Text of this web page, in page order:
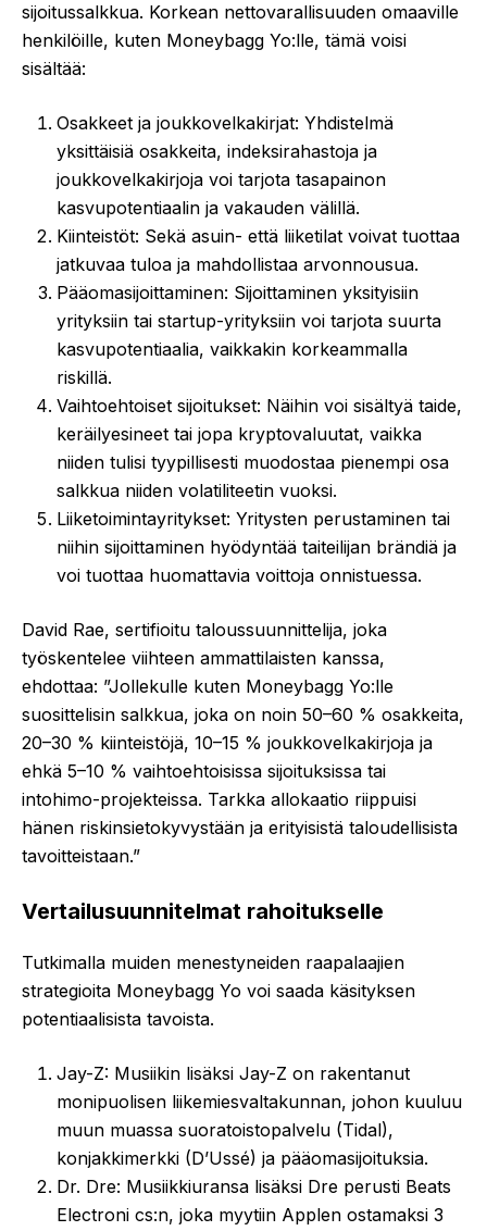
sijoitussalkkua. Korkean nettovarallisuuden omaaville
henkilöille, kuten Moneybagg Yo:lle, tämä voisi
sisältää:
Osakkeet ja joukkovelkakirjat: Yhdistelmä
yksittäisiä osakkeita, indeksirahastoja ja
joukkovelkakirjoja voi tarjota tasapainon
kasvupotentiaalin ja vakauden välillä.
Kiinteistöt: Sekä asuin- että liiketilat voivat tuottaa
jatkuvaa tuloa ja mahdollistaa arvonnousua.
Pääomasijoittaminen: Sijoittaminen yksityisiin
yrityksiin tai startup-yrityksiin voi tarjota suurta
kasvupotentiaalia, vaikkakin korkeammalla
riskillä.
Vaihtoehtoiset sijoitukset: Näihin voi sisältyä taide,
keräilyesineet tai jopa kryptovaluutat, vaikka
niiden tulisi tyypillisesti muodostaa pienempi osa
salkkua niiden volatiliteetin vuoksi.
Liiketoimintayritykset: Yritysten perustaminen tai
niihin sijoittaminen hyödyntää taiteilijan brändiä ja
voi tuottaa huomattavia voittoja onnistuessa.
David Rae, sertifioitu taloussuunnittelija, joka
työskentelee viihteen ammattilaisten kanssa,
ehdottaa: ”Jollekulle kuten Moneybagg Yo:lle
suosittelisin salkkua, joka on noin 50–60 % osakkeita,
20–30 % kiinteistöjä, 10–15 % joukkovelkakirjoja ja
ehkä 5–10 % vaihtoehtoisissa sijoituksissa tai
intohimo-projekteissa. Tarkka allokaatio riippuisi
hänen riskinsietokyvystään ja erityisistä taloudellisista
tavoitteistaan.”
Vertailusuunnitelmat rahoitukselle
Tutkimalla muiden menestyneiden raapalaajien
strategioita Moneybagg Yo voi saada käsityksen
potentiaalisista tavoista.
Jay-Z: Musiikin lisäksi Jay-Z on rakentanut
monipuolisen liikemiesvaltakunnan, johon kuuluu
muun muassa suoratoistopalvelu (Tidal),
konjakkimerkki (D’Ussé) ja pääomasijoituksia.
Dr. Dre: Musiikkiuransa lisäksi Dre perusti Beats
Electroni cs:n, joka myytiin Applen ostamaksi 3